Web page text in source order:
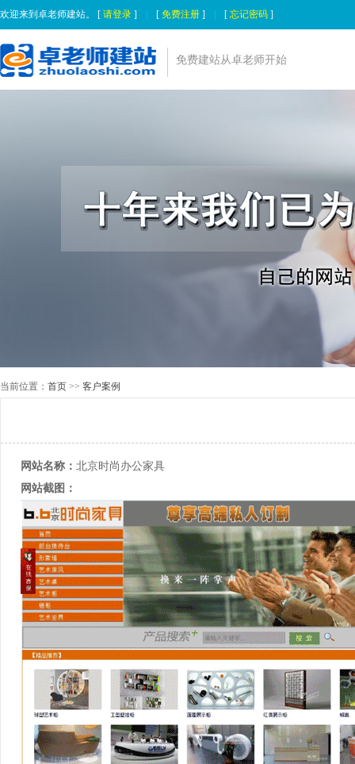
欢迎来到卓老师建站。 [ 请登录 ] [ 免费注册 ] [ 忘记密码 ]
免费建站从卓老师开始
当前位置： 首页 >> 客户案例
网站名称： 北京时尚办公家具
网站截图：